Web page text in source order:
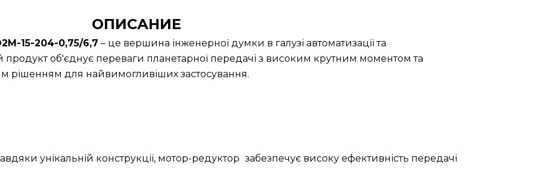
ОПИСАНИЕ
15-204-0,75/6,7 – це вершина інженерної думки в галузі автоматизації та
об'єднує переваги планетарної передачі з високим крутним моментом та
рішенням для найвимогливіших застосування.
унікальній конструкції, мотор-редуктор забезпечує високу ефективність передачі